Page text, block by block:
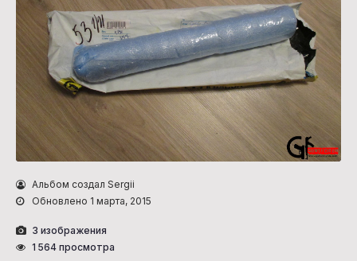
Альбом создал Sergii
Обновлено 1 марта, 2015
3 изображения
1 564 просмотра